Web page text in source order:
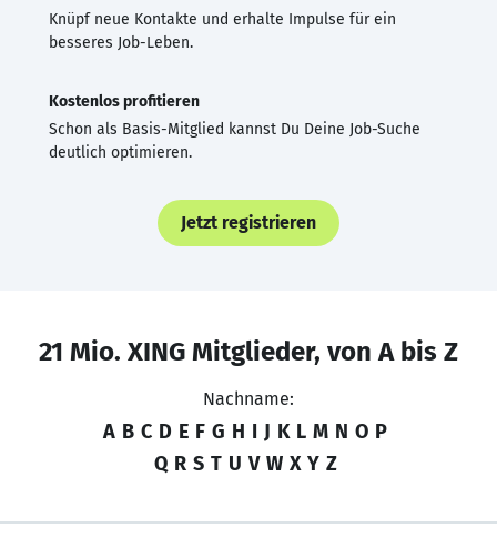
Knüpf neue Kontakte und erhalte Impulse für ein
besseres Job-Leben.
Kostenlos profitieren
Schon als Basis-Mitglied kannst Du Deine Job-Suche
deutlich optimieren.
Jetzt registrieren
21 Mio. XING Mitglieder, von A bis Z
Nachname:
A B C D E F G H I J K L M N O P
Q R S T U V W X Y Z